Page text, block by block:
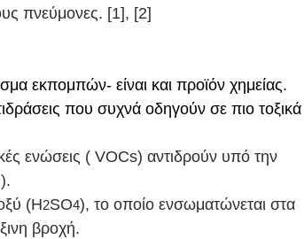
πνεύμονες. [1], [2]
εκπομπών- είναι και προϊόν χημείας.
που συχνά οδηγούν σε πιο τοξικά
ενώσεις ( VOCs) αντιδρούν υπό την
).
(Η2SO4), το οποίο ενσωματώνεται στα
βροχή.